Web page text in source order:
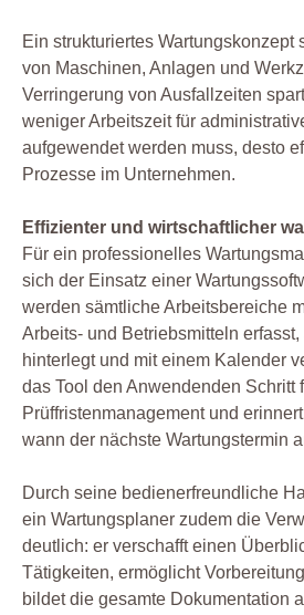
Ein strukturiertes Wartungskonzept
von Maschinen, Anlagen und
Verringerung von Ausfallzeiten
weniger Arbeitszeit für
aufgewendet werden muss, desto
Prozesse im Unternehmen.
Effizienter und wirtschaftlicher
Für ein professionelles
sich der Einsatz einer
werden sämtliche Arbeitsbereiche
Arbeits- und Betriebsmitteln
hinterlegt und mit einem Kalender
das Tool den Anwendenden Schritt
Prüffristenmanagement und
wann der nächste Wartungstermin
Durch seine bedienerfreundliche
ein Wartungsplaner zudem die
deutlich: er verschafft einen
Tätigkeiten, ermöglicht
bildet die gesamte Dokumentation